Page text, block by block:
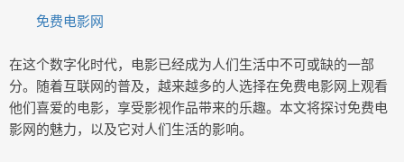
免费电影网
在这个数字化时代，电影已经成为人们生活中不可或缺的一部
分。随着互联网的普及，越来越多的人选择在免费电影网上观看
他们喜爱的电影，享受影视作品带来的乐趣。本文将探讨免费电
影网的魅力，以及它对人们生活的影响。